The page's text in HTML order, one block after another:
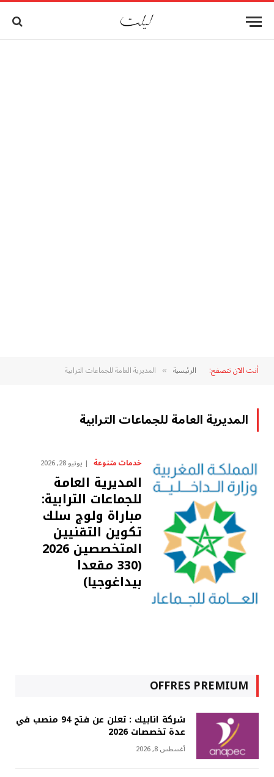
أنت الآن تتصفح: الرئيسية » المديرية العامة للجماعات الترابية
المديرية العامة للجماعات الترابية
خدمات متنوعة يونيو 28, 2026
المديرية العامة
للجماعات الترابية:
مباراة ولوج سلك
تكوين التقنيين
المتخصصين 2026
(330 مقعدا
بيداغوجيا)
OFFRES PREMIUM
شركة انابيك : تعلن عن فتح 94 منصب في
عدة تخصصات 2026
أغسطس 8, 2026